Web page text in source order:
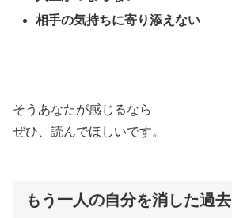
相手の気持ちに寄り添えない
そうあなたが感じるなら
ぜひ、読んでほしいです。
もう一人の自分を消した過去